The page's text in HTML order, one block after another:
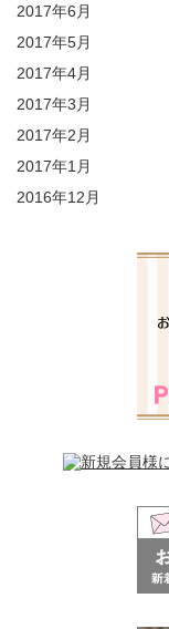
2017年6月
2017年5月
2017年4月
2017年3月
2017年2月
2017年1月
2016年12月